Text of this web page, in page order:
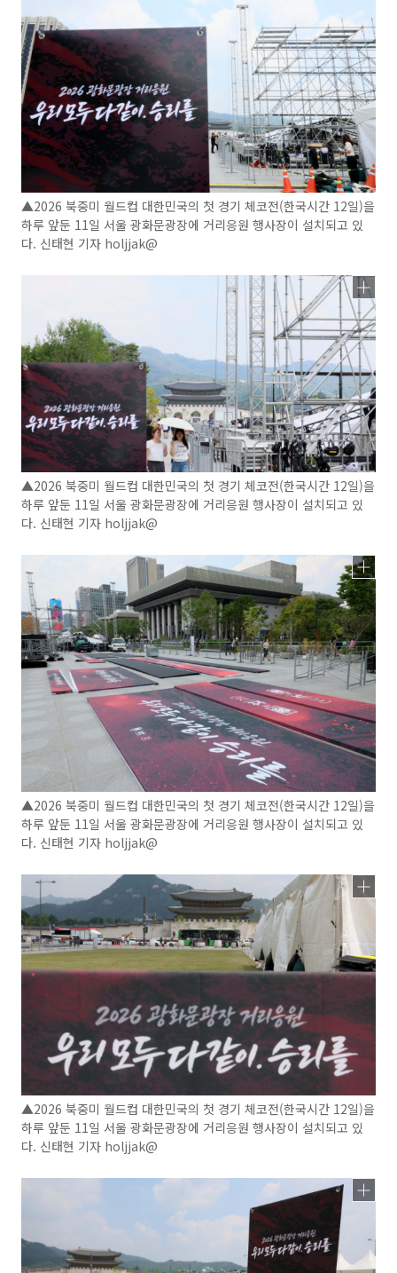
▲2026 북중미 월드컵 대한민국의 첫 경기 체코전(한국시간 12일)을
하루 앞둔 11일 서울 광화문광장에 거리응원 행사장이 설치되고 있
다. 신태현 기자 holjjak@
▲2026 북중미 월드컵 대한민국의 첫 경기 체코전(한국시간 12일)을
하루 앞둔 11일 서울 광화문광장에 거리응원 행사장이 설치되고 있
다. 신태현 기자 holjjak@
▲2026 북중미 월드컵 대한민국의 첫 경기 체코전(한국시간 12일)을
하루 앞둔 11일 서울 광화문광장에 거리응원 행사장이 설치되고 있
다. 신태현 기자 holjjak@
▲2026 북중미 월드컵 대한민국의 첫 경기 체코전(한국시간 12일)을
하루 앞둔 11일 서울 광화문광장에 거리응원 행사장이 설치되고 있
다. 신태현 기자 holjjak@